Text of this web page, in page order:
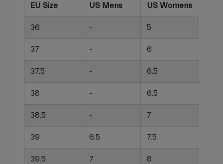
EU Size US Mens US Womens
36 - 5
37 - 6
37.5 - 6.5
38 - 6.5
38.5 - 7
39 6.5 7.5
39.5 7 8